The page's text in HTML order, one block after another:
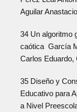
Aguilar
34 Un algoritmo
caótica García
Carlos Eduardo,
35 Diseño y
Educativo para
a Nivel